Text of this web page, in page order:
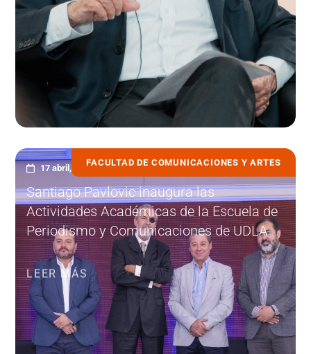
FACULTAD DE COMUNICACIONES Y ARTES
17 abril, 2023
Santiago Pavlovic inaugura las
Actividades Académicas de la Escuela de
Periodismo y Comunicaciones de UDLA
LEER MÁS